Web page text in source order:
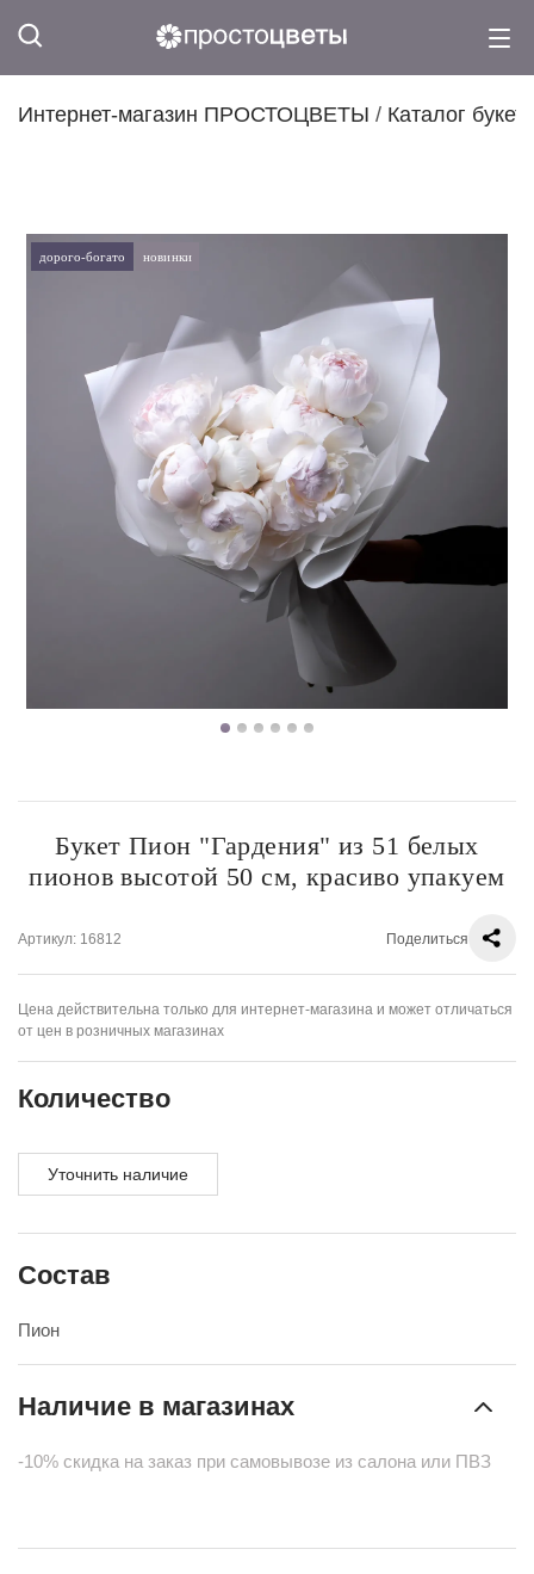
Интернет-магазин ПРОСТОЦВЕТЫ / Каталог
дорого-богато новинки
Букет Пион "Гардения" из 51 белых
пионов высотой 50 см, красиво упакуем
Артикул: 16812 Поделиться
Цена действительна только для интернет-магазина и может отличаться
от цен в розничных магазинах
Количество
Уточнить наличие
Состав
Пион
Наличие в магазинах
-10% скидка на заказ при самовывозе из салона или ПВЗ